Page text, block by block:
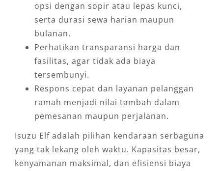
opsi dengan sopir atau lepas kunci,
serta durasi sewa harian maupun
bulanan.
Perhatikan transparansi harga dan
fasilitas, agar tidak ada biaya
tersembunyi.
Respons cepat dan layanan pelanggan
ramah menjadi nilai tambah dalam
pemesanan maupun perjalanan.
Isuzu Elf adalah pilihan kendaraan serbaguna
yang tak lekang oleh waktu. Kapasitas besar,
kenyamanan maksimal, dan efisiensi biaya